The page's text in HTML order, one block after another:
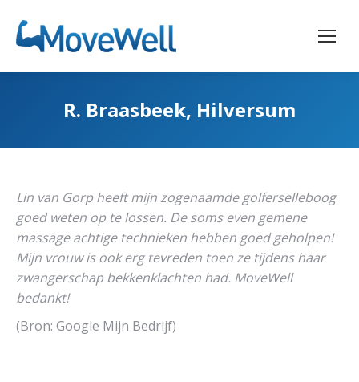
R. Braasbeek, Hilversum
Lin van Gorp heeft mijn zogenaamde golferselleboog
goed weten op te lossen. De soms even gemene
massage achtige technieken hebben goed geholpen!
Mijn vrouw is ook erg tevreden toen ze tijdens haar
zwangerschap bekkenklachten had. MoveWell
bedankt!
(Bron: Google Mijn Bedrijf)